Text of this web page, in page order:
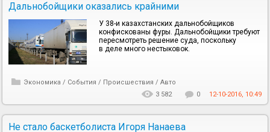
Дальнобойщики оказались крайними
У 38-и казахстанских дальнобойщиков
конфискованы фуры. Дальнобойщики требуют
пересмотреть решение суда, поскольку
в деле много нестыковок.
Экономика / События / Происшествия /Авто
3 582
0 12-10-2016, 10:49
Не стало баскетболиста Игоря Нанаева